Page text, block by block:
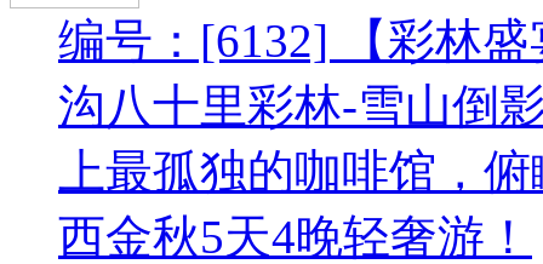
编号：[6132] 【彩林
沟八十里彩林-雪山倒
上最孤独的咖啡馆，
西金秋5天4晚轻奢游！